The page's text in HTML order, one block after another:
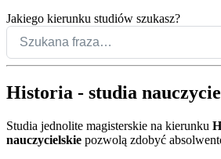
Jakiego kierunku studiów szukasz?
Historia - studia
Studia jednolite magisterskie na kierunku
nauczycielskie pozwolą zdobyć